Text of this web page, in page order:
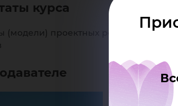
курса
(модели) проектных решений в